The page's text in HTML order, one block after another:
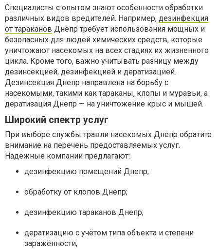
Специалисты с опытом знают особенности обработки
различных видов вредителей. Например, дезинфекция
от тараканов Днепр требует использования мощных и
безопасных для людей химических средств, которые
уничтожают насекомых на всех стадиях их жизненного
цикла. Кроме того, важно учитывать разницу между
дезинсекцией, дезинфекцией и дератизацией.
Дезинсекция Днепр направлена на борьбу с
насекомыми, такими как тараканы, клопы и муравьи, а
дератизация Днепр — на уничтожение крыс и мышей.
Широкий спектр услуг
При выборе службы травли насекомых Днепр обратите
внимание на перечень предоставляемых услуг.
Надёжные компании предлагают:
дезинфекцию помещений Днепр;
обработку от клопов Днепр;
дезинфекцию тараканов Днепр;
дератизацию с учётом типа объекта и степени
заражённости;